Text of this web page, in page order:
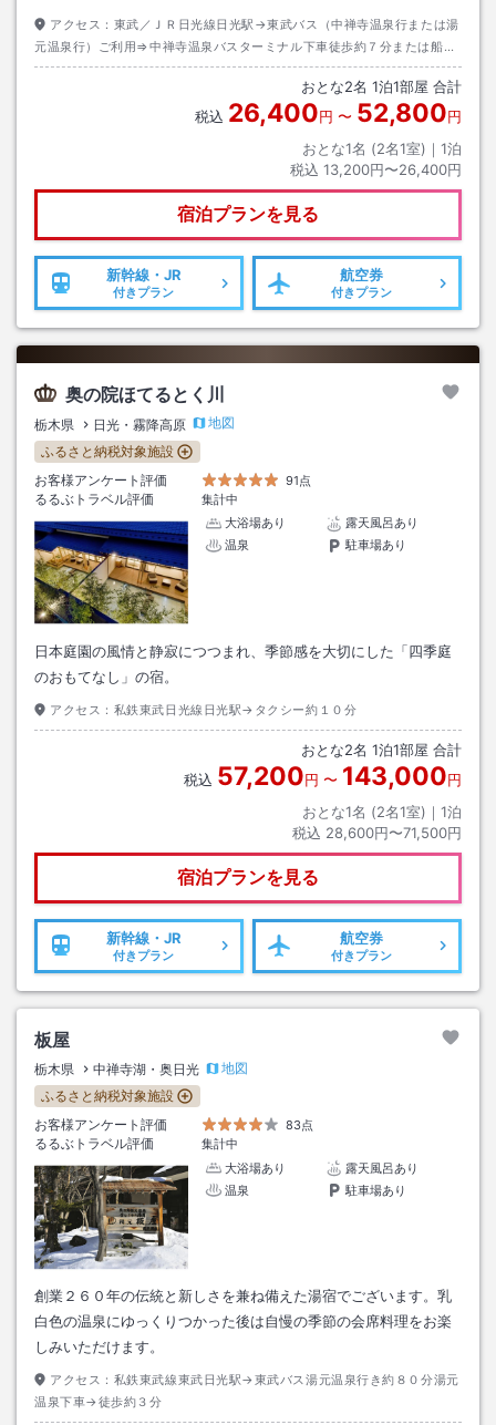
アクセス： 東武／ＪＲ日光線日光駅→東武バス（中禅寺温泉行または湯
元温泉行）ご利用⇒中禅寺温泉バスターミナル下車徒歩約７分または船の
駅中禅寺バス停下車徒徒歩約２分
おとな2名 1泊1部屋 合計
税込 26,400円 〜 52,800円
おとな1名 (2名1室)｜ 1泊
税込 13,200円〜26,400円
宿泊プランを見る
新幹線・JR
付きプラン
航空券
付きプラン
奥の院ほてるとく川
栃木県 日光・霧降高原
地図
ふるさと納税対象施設
お客様アンケート評価
91点
るるぶトラベル評価
集計中
大浴場あり
露天風呂あり
温泉
駐車場あり
日本庭園の風情と静寂につつまれ、季節感を大切にした「四季庭
のおもてなし」の宿。
アクセス： 私鉄東武日光線日光駅→タクシー約１０分
おとな2名 1泊1部屋 合計
税込 57,200円 〜 143,000円
おとな1名 (2名1室)｜ 1泊
税込 28,600円〜71,500円
宿泊プランを見る
新幹線・JR
付きプラン
航空券
付きプラン
板屋
栃木県 中禅寺湖・奥日光
地図
ふるさと納税対象施設
お客様アンケート評価
83点
るるぶトラベル評価
集計中
大浴場あり
露天風呂あり
温泉
駐車場あり
創業２６０年の伝統と新しさを兼ね備えた湯宿でございます。乳
白色の温泉にゆっくりつかった後は自慢の季節の会席料理をお楽
しみいただけます。
アクセス： 私鉄東武線東武日光駅→東武バス湯元温泉行き約８０分湯元
温泉下車→徒歩約３分